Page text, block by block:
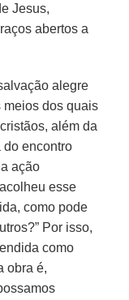
Jesus,
abertos a
alegre
meios dos quais
além da
do encontro
ação
esse
como pode
Por isso,
como
obra é,